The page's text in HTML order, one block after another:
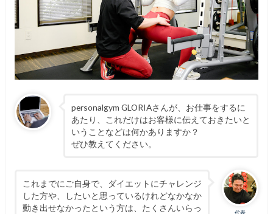
personalgym GLORIAさんが、お仕事をするに
あたり、これだけはお客様に伝えておきたいと
いうことなどは何かありますか？
ぜひ教えてください。
代表
これまでにご自身で、ダイエットにチャレンジ
した方や、したいと思っているけれどなかなか
動き出せなかったという方は、たくさんいらっ